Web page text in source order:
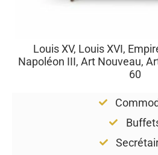
Louis XV, Louis XVI,
Napoléon III, Art Nouveau,
60